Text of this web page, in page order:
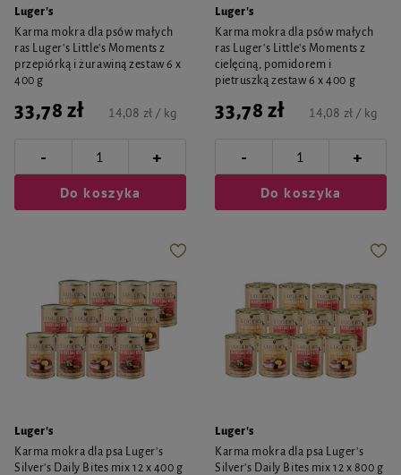
Luger's
Karma mokra dla psów małych
ras Luger's Little's Moments z
przepiórką i żurawiną zestaw 6 x
400 g
33,78 zł 14,08 zł / kg
- +
Do koszyka
Luger's
Karma mokra dla psów małych
ras Luger's Little's Moments z
cielęciną, pomidorem i
pietruszką zestaw 6 x 400 g
33,78 zł 14,08 zł / kg
- +
Do koszyka
Luger's
Karma mokra dla psa Luger's
Silver's Daily Bites mix 12 x 400 g
Luger's
Karma mokra dla psa Luger's
Silver's Daily Bites mix 12 x 800 g